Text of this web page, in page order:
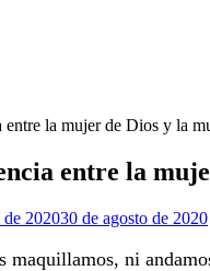
entre la mujer de Dios y la
entre la
de 202030 de agosto de 2020
maquillamos, ni